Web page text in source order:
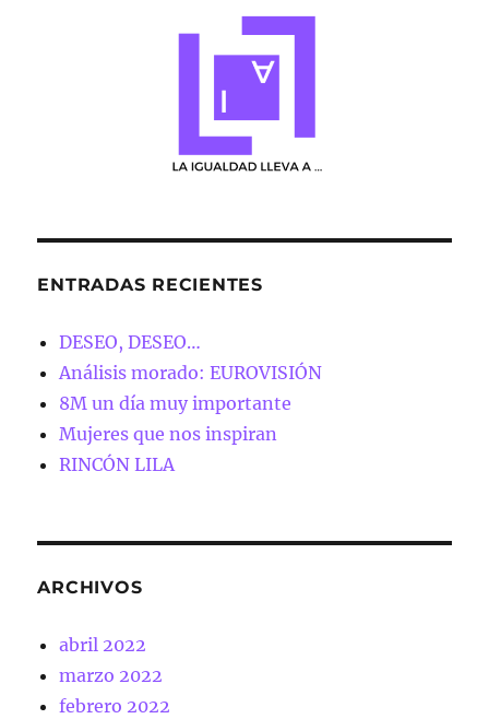
ENTRADAS RECIENTES
DESEO, DESEO…
Análisis morado: EUROVISIÓN
8M un día muy importante
Mujeres que nos inspiran
RINCÓN LILA
ARCHIVOS
abril 2022
marzo 2022
febrero 2022